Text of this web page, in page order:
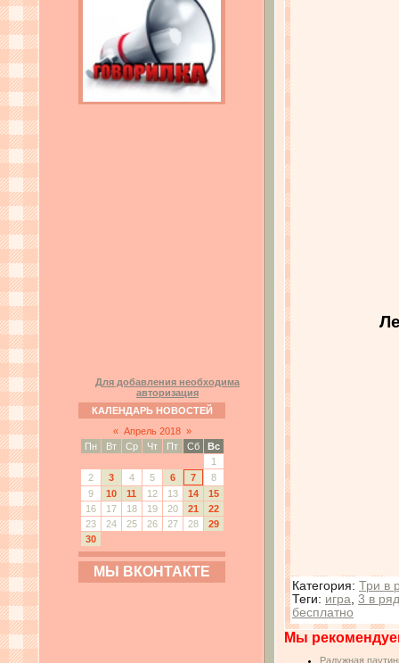
Для добавления необходима
авторизация
КАЛЕНДАРЬ НОВОСТЕЙ
« Апрель 2018 »
Пн
Вт Ср Чт Пт Сб
Вс
1
2
3 4 5 6 7
8
9
10 11 12 13 14
15
16
17 18 19 20 21
22
23
24 25 26 27 28
29
30
МЫ ВКОНТАКТЕ
Категория: Три в
Теги: игра 3 в ряд
бесплатно
Мы
Радужная